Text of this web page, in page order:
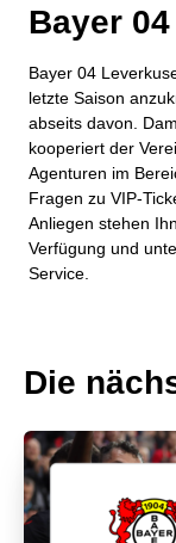
Bayer 04
Bayer 04
letzte Saison
abseits davon.
kooperiert der
Agenturen im
Fragen zu VIP-
Anliegen stehen
Verfügung und
Service.
Die